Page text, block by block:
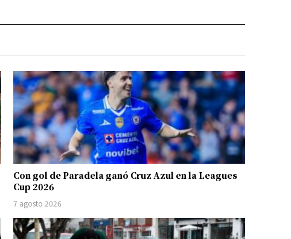
Con gol de Paradela ganó Cruz Azul en la Leagues
Cup 2026
7 agosto 2026